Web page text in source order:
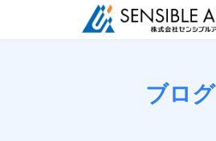
ブログ